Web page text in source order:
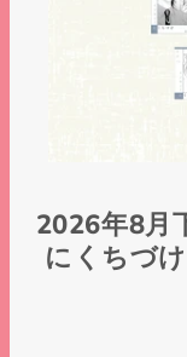
2026年8月
にくちづ